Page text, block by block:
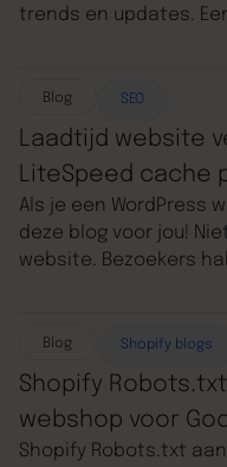
trends en updates.
Core Web Vitals. Deze
inhoudt, hoe het
optimaliseren, en
Blog SEO
Laadtijd website
LiteSpeed cache
Als je een WordPress
deze blog voor jou!
website. Bezoekers
eens afgevraagd:
of "Hoe kan ik de
verbeteren?".Goed
zowel simpel als
plug-in. Of je nu al op
Blog Shopify blogs
Shopify
webshop voor
Shopify Robots.txt